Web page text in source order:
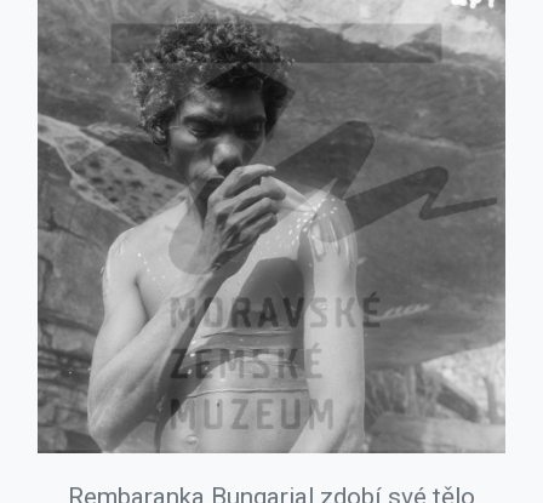
Rembaranka Bungarial zdobí své tělo